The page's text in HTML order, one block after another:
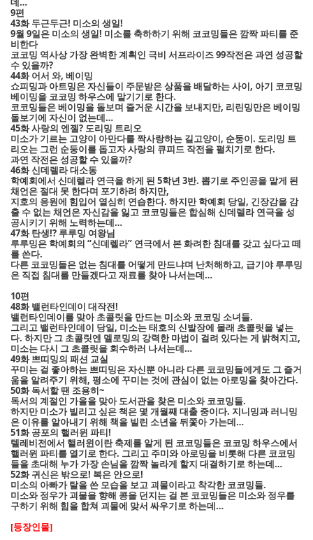
9편
43화 두근두근! 미소의 생일!
9월 9일은 미소의 생일! 미소를 축하하기 위해 코코밍들은 깜짝 파티를 준
비한다
코코밍 역사상 가장 완벽한 계획인 극비 서프라이즈 99작전은 과연 성공할
수 있을까?
44화 어서 와, 베이밍
쇼피밍과 아트밍은 자신들이 주문받은 상품을 배달하는 사이, 아기 코코밍
베이밍을 코코밍 하우스에 맡기기로 한다.
코코밍들은 베이밍을 돌보며 즐거운 시간을 보내지만, 리린밍만은 베이밍
돌보기에 자신이 없는데…
45화 사랑의 엔젤? 도리밍 트리오
미소가 기르는 고양이 아만다를 짝사랑하는 길고양이, 순둥이. 도리밍 트
리오는 그런 순둥이를 돕고자 사랑의 큐피드 작전을 펼치기로 한다.
과연 작전은 성공할 수 있을까?
46화 신데렐라 대소동
학예회에서 신데렐라 연극을 하게 된 5학년 3반. 뽑기로 주인공을 맡게 된
채언은 절대 못 한다며 포기하려 하지만,
지호의 응원에 힘입어 열심히 연습한다. 하지만 학예회 당일, 긴장감을 감
출 수 없는 채언은 자신감을 잃고 코코밍들은 합심해 신데렐라 연극을 성
공시키기 위해 노력하는데…
47화 탄생!? 루루밍 여왕님
루루밍은 학예회의 “신데렐라” 연극에서 본 화려한 침대를 갖고 싶다고 떼
를 쓴다.
다른 코코밍들은 없는 침대를 어떻게 만드냐며 난처해하고, 급기야 루루밍
은 직접 침대를 만들겠다고 재료를 찾아 나서는데…
10편
48화 밸런타인데이 대작전!
밸런타인데이를 맞아 초콜릿을 만드는 미소와 코코밍 소녀들.
그리고 밸런타인데이 당일, 미소는 태호의 신발장에 몰래 초콜릿을 넣는
다. 하지만 그 초콜릿엔 멜로밍의 강력한 마법이 걸려 있다는 게 밝혀지고,
미소는 다시 그 초콜릿을 회수하러 나서는데…
49화 쁘띠밍의 패션 교실
꾸미는 걸 좋아하는 쁘띠밍은 자신뿐 아니라 다른 코코밍들에게도 그 즐거
움을 알려주기 위해, 평소에 꾸미는 것에 관심이 없는 아로밍을 찾아간다.
50화 독서할 땐 조용히~
독서의 계절인 가을을 맞아 도서관을 찾은 미소와 코코밍들.
하지만 미소가 빌리고 싶은 책은 몇 개월째 대출 중이다. 지니밍과 러니밍
은 이유를 알아내기 위해 책을 빌린 소년을 뒤쫓아 가는데…
51화 공포의 핼러윈 파티!
텔레비전에서 핼러윈이란 축제를 알게 된 코코밍들은 코코밍 하우스에서
핼러윈 파티를 열기로 한다. 그리고 주미와 아로밍을 비롯해 다른 코코밍
들을 초대해 누가 가장 손님을 깜짝 놀라게 할지 대결하기로 하는데…
52화 귀신은 밖으로! 복은 안으로!
미소의 아빠가 탈을 쓴 모습을 보고 괴물이라고 착각한 코코밍들.
미소와 정우가 괴물을 향해 콩을 던지는 걸 본 코코밍들은 미소와 정우를
구하기 위해 힘을 합쳐 괴물에 맞서 싸우기로 하는데…
[등장인물]